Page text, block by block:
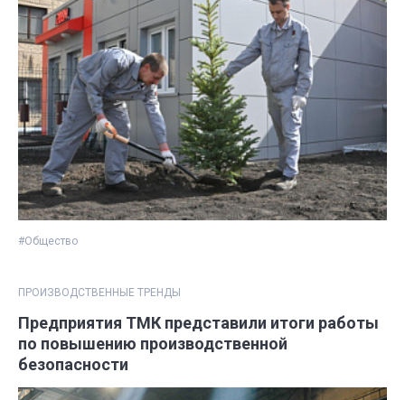
#Общество
ПРОИЗВОДСТВЕННЫЕ ТРЕНДЫ
Предприятия ТМК представили итоги работы
по повышению производственной
безопасности